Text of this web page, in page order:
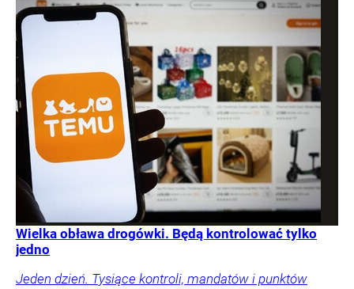
Wielka obława drogówki. Będą kontrolować tylko
jedno
Jeden dzień. Tysiące kontroli, mandatów i punktów